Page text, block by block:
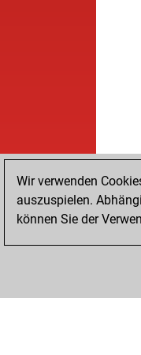
Wir verwenden
auszuspielen.
können Sie der